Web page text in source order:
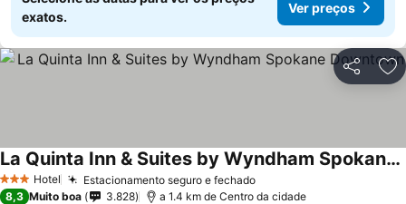
exatos.
Ver preços
Partilhar
3 EstrelasHotel Estacionamento seguro e fechado
La Quinta Inn & Suites by Wyndham Spokane Downtown
8,3 Muito boa 3.828 a 1.4 km de Centro da cidade